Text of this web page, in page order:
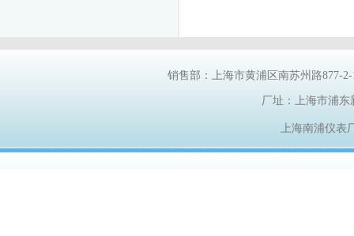
销售部：上海市黄浦区南苏州路877-
厂址：上海市浦
上海南浦仪表